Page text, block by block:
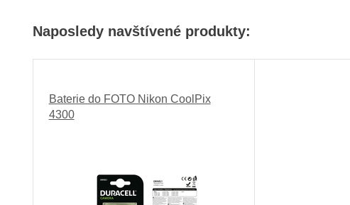
Naposledy navštívené produkty:
Baterie do FOTO Nikon CoolPix
4300